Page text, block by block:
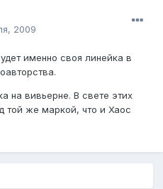
2009
именно своя линейка в
на вивьерне. В свете этих
той же маркой, что и Хаос